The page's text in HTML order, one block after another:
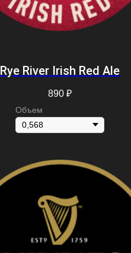
Rye River Irish Red Ale
890 ₽
Объем